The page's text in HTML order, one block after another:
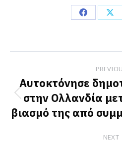
Share
Facebook
X
navigation
Αυτοκτόνησε
στην Ολλανδία
βιασμό της από
NEXT